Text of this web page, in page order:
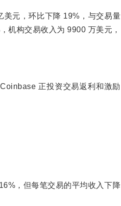
元，环比下降 19%，与交易量
机构交易收入为 9900 万美元，
正投资交易返利和激励
，但每笔交易的平均收入下降